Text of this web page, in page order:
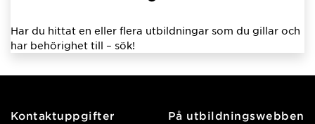
Har du hittat en eller flera utbildningar som du gillar och
har behörighet till – sök!
Kontaktuppgifter
På utbildningswebben